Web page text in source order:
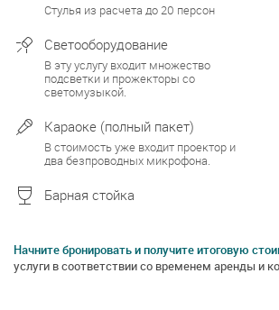
Стулья из расчета до 20 персон
Светооборудование
В эту услугу входит множество
подсветки и прожекторы со
светомузыкой.
Караоке (полный пакет)
В стоимость уже входит проектор и
два безпроводных микрофона.
Барная стойка
Начните бронировать и получите итоговую
услуги в соответствии со временем аренды и